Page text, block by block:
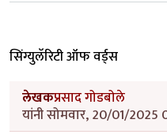
सिंग्युलॅरिटी ऑफ वर्ड्स
लेखकप्रसाद गोडबोले
यांनी सोमवार, 20/01/2025